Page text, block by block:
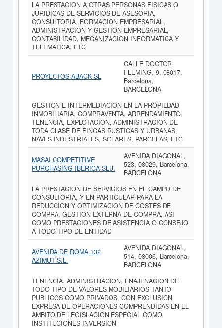
LA PRESTACION A OTRAS PERSONAS FISICAS O
JURIDICAS DE SERVICIOS DE ASESORIA,
CONSULTORIA, FORMACION EMPRESARIAL,
ADMINISTRACION Y GESTION EMPRESARIAL,
CONTABILIDAD, MECANIZACION INFORMATICA Y
TELEMATICA, ETC
PROYECTOS ABACK SL
CALLE DOCTOR
FLEMING, 9, 08017,
Barcelona,
BARCELONA
GESTION E INTERMEDIACION EN LA PROPIEDAD
INMOBILIARIA. COMPRAVENTA, ARRENDAMIENTO,
TENENCIA, EXPLOTACION, ADMINISTRACION DE
TODA CLASE DE FINCAS RUSTICAS Y URBANAS,
NAVES INDUSTRIALES, SOLARES, PARCELAS, ETC
MASAI COMPETITIVE
PURCHASING IBERICA SLU.
AVENIDA DIAGONAL,
523, 08029, Barcelona,
BARCELONA
LA PRESTACION DE SERVICIOS EN EL CAMPO DE
CONSULTORIA, Y EN PARTICULAR PARA LA
REDUCCION Y OPTIMIZACION DE COSTES DE
COMPRA, GESTION EXTERNA DE COMPRA, ASI
COMO PRESTACIONES DE ASISTENCIA O CONSEJO
A TODO TIPO DE ENTIDAD
AVENIDA DE ROMA 132
AZIMUT S.L.
AVENIDA DIAGONAL,
514, 08006, Barcelona,
BARCELONA
TENENCIA. ADMINISTRACION, ENAJENACION DE
TODO TIPO DE VALORES MOBILIARIOS TANTO
PUBLICOS COMO PRIVADOS, CON EXCLUSION
EXPRESA DE OPERACIONES COMPRENDIDAS EN EL
AMBITO DE LEGISLACION ESPECIAL COMO
INSTITUCIONES INVERSION